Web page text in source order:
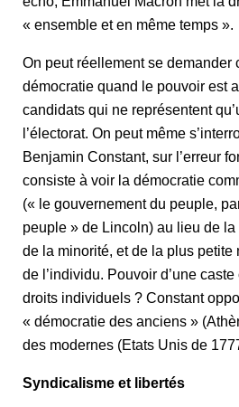
« ensemble et en même temps ».
On peut réellement se demander
démocratie quand le pouvoir est
candidats qui ne représentent
l’électorat. On peut même
Benjamin Constant, sur l’erreur
consiste à voir la démocratie
(« le gouvernement du peuple,
peuple » de Lincoln) au lieu de
de la minorité, et de la plus petite
de l’individu. Pouvoir d’une
droits individuels ? Constant
« démocratie des anciens »
des modernes (Etats Unis de
Syndicalisme et libertés